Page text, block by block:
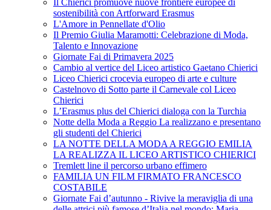
Il Chierici promuove nuove frontiere europee di
sostenibilità con Artforward Erasmus
L'Amore in Pennellate d'Olio
Il Premio Giulia Maramotti: Celebrazione di Moda,
Talento e Innovazione
Giornate Fai di Primavera 2025
Cambio al vertice del Liceo artistico Gaetano Chierici
Liceo Chierici crocevia europeo di arte e culture
Castelnovo di Sotto parte il Carnevale col Liceo
Chierici
L’Erasmus plus del Chierici dialoga con la Turchia
Notte della Moda a Reggio La realizzano e presentano
gli studenti del Chierici
LA NOTTE DELLA MODA A REGGIO EMILIA
LA REALIZZA IL LICEO ARTISTICO CHIERICI
Tremlett line il percorso urbano effimero
FAMILIA UN FILM FIRMATO FRANCESCO
COSTABILE
Giornate Fai d’autunno - Rivive la meraviglia di una